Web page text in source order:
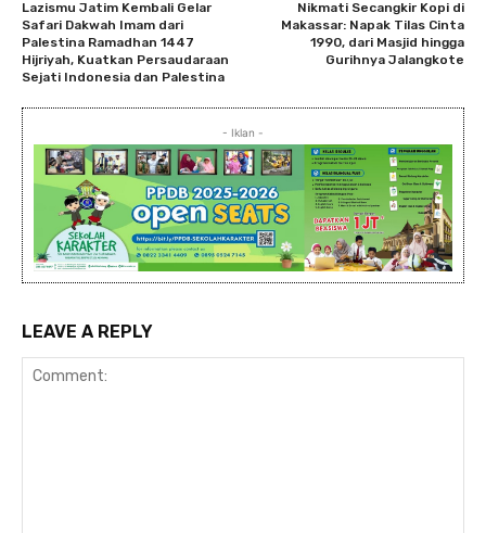
Lazismu Jatim Kembali Gelar
Safari Dakwah Imam dari
Palestina Ramadhan 1447
Hijriyah, Kuatkan Persaudaraan
Sejati Indonesia dan Palestina
Nikmati Secangkir Kopi di
Makassar: Napak Tilas Cinta
1990, dari Masjid hingga
Gurihnya Jalangkote
- Iklan -
LEAVE A REPLY